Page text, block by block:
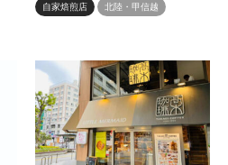
自家焙煎店
北陸・甲信越